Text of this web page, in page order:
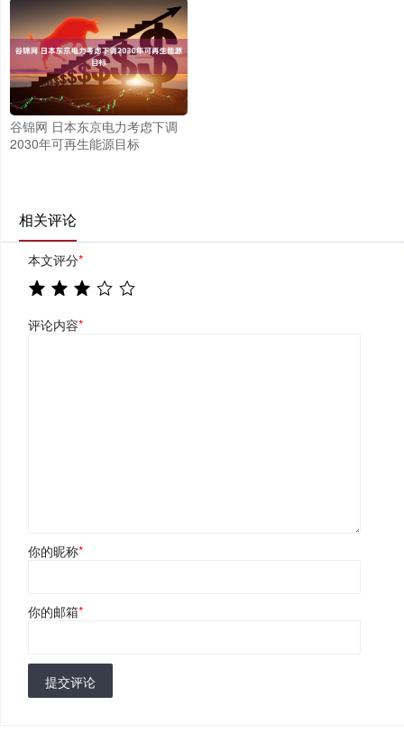
谷锦网 日本东京电力考虑下调
2030年可再生能源目标
相关评论
本文评分*
评论内容*
你的昵称*
你的邮箱*
提交评论